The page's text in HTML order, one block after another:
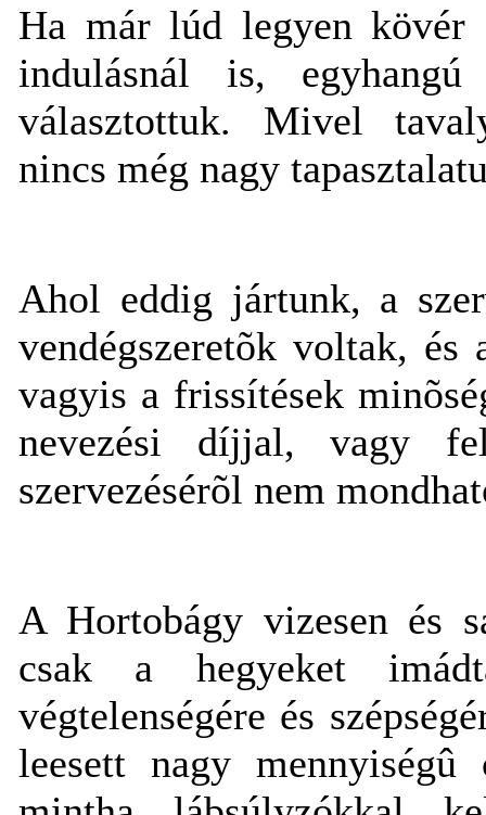
Ha már lúd legyen kövér
indulásnál is,
választottuk. Mivel
nincs még nagy
Ahol eddig jártunk, a
vendégszeretõk voltak,
vagyis a frissítések
nevezési díjjal, vagy
szervezésérõl nem
A Hortobágy vizesen és
csak a hegyeket
végtelenségére és
leesett nagy